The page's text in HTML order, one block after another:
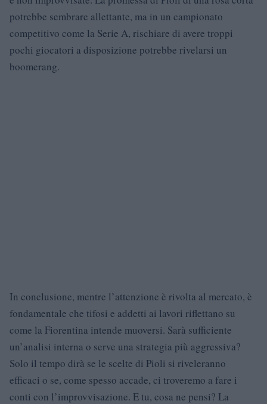
potrebbe sembrare allettante, ma in un campionato
competitivo come la Serie A, rischiare di avere troppi
pochi giocatori a disposizione potrebbe rivelarsi un
boomerang.
In conclusione, mentre l’attenzione è rivolta al mercato, è
fondamentale che tifosi e addetti ai lavori riflettano su
come la Fiorentina intende muoversi. Sarà sufficiente
un’analisi interna o serve una strategia più aggressiva?
Solo il tempo dirà se le scelte di Pioli si riveleranno
efficaci o se, come spesso accade, ci troveremo a fare i
conti con l’improvvisazione. E tu, cosa ne pensi? La